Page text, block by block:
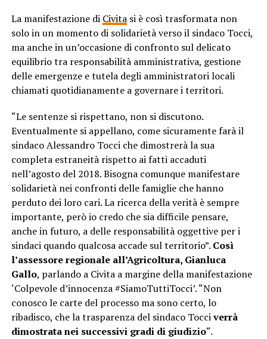
La manifestazione di Civitasi è così trasformata non
solo in un momento di solidarietà verso il sindaco Tocci,
ma anche in un’occasione di confronto sul delicato
equilibrio tra responsabilità amministrativa, gestione
delle emergenze e tutela degli amministratori locali
chiamati quotidianamente a governare i territori.
“Le sentenze si rispettano, non si discutono.
Eventualmente si appellano, come sicuramente farà il
sindaco Alessandro Tocci che dimostrerà la sua
completa estraneità rispetto ai fatti accaduti
nell’agosto del 2018. Bisogna comunque manifestare
solidarietà nei confronti delle famiglie che hanno
perduto dei loro cari. La ricerca della verità è sempre
importante, però io credo che sia difficile pensare,
anche in futuro, a delle responsabilità oggettive per i
sindaci quando qualcosa accade sul territorio”. Così
l’assessore regionale all’Agricoltura, Gianluca
Gallo, parlando a Civita a margine della manifestazione
‘Colpevole d’innocenza #SiamoTuttiTocci’. “Non
conosco le carte del processo ma sono certo, lo
ribadisco, che la trasparenza del sindaco Tocciverrà
dimostrata nei successivi gradi di giudizio“.